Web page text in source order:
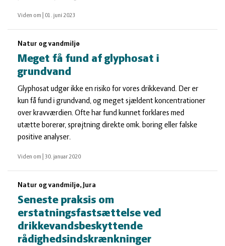
Viden om 01. juni 2023
Natur og vandmiljø
Meget få fund af glyphosat i
grundvand
Glyphosat udgør ikke en risiko for vores drikkevand. Der er
kun få fund i grundvand, og meget sjældent koncentrationer
over kravværdien. Ofte har fund kunnet forklares med
utætte borerør, sprøjtning direkte omk. boring eller falske
positive analyser.
Viden om 30. januar 2020
Natur og vandmiljø, Jura
Seneste praksis om
erstatningsfastsættelse ved
drikkevandsbeskyttende
rådighedsindskrænkninger